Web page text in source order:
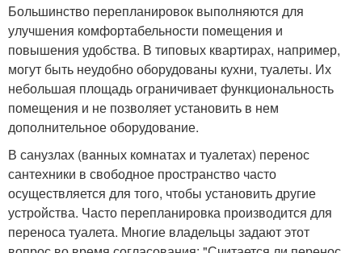
Большинство перепланировок выполняются для
улучшения комфортабельности помещения и
повышения удобства. В типовых квартирах, например,
могут быть неудобно оборудованы кухни, туалеты. Их
небольшая площадь ограничивает функциональность
помещения и не позволяет установить в нем
дополнительное оборудование.
В санузлах (ванных комнатах и туалетах) перенос
сантехники в свободное пространство часто
осуществляется для того, чтобы установить другие
устройства. Часто перепланировка производится для
переноса туалета. Многие владельцы задают этот